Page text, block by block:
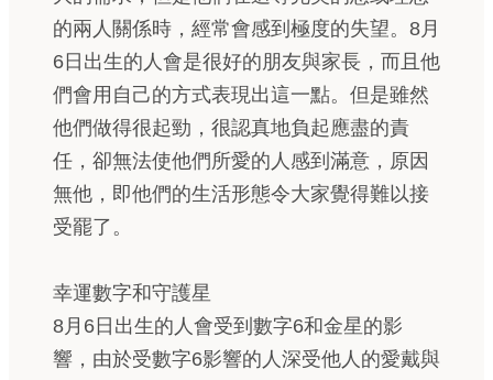
的兩人關係時，經常會感到極度的失望。8月
6日出生的人會是很好的朋友與家長，而且他
們會用自己的方式表現出這一點。但是雖然
他們做得很起勁，很認真地負起應盡的責
任，卻無法使他們所愛的人感到滿意，原因
無他，即他們的生活形態令大家覺得難以接
受罷了。
幸運數字和守護星
8月6日出生的人會受到數字6和金星的影
響，由於受數字6影響的人深受他人的愛戴與